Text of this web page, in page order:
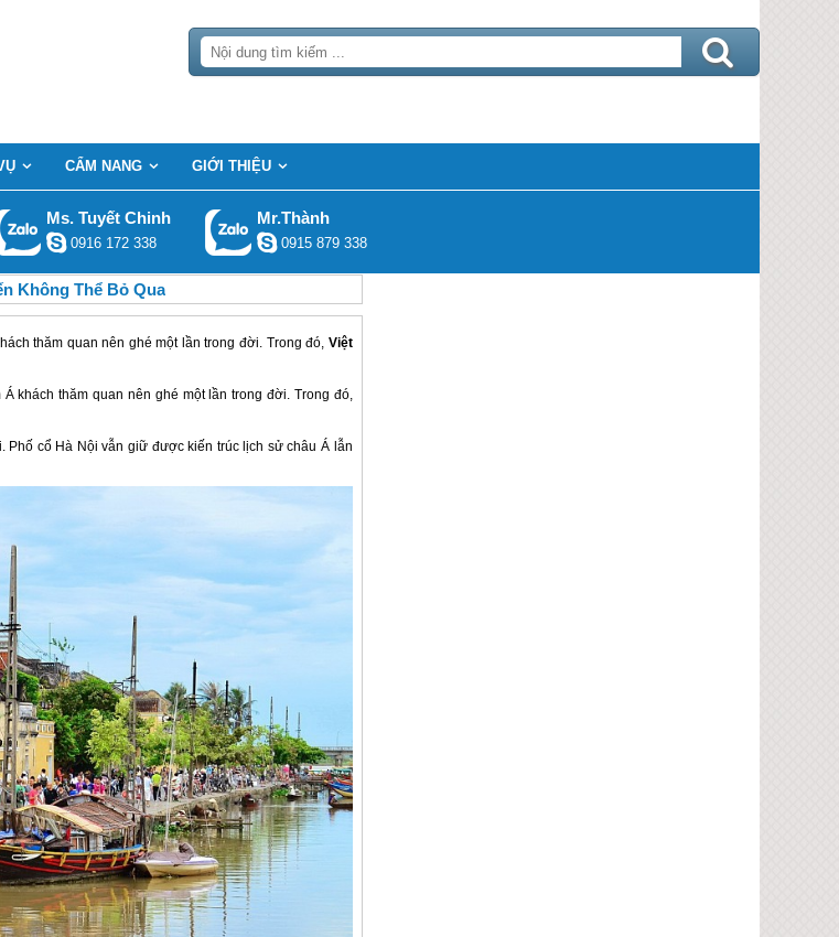
CẨM NANG GIỚI THIỆU
Ms. Tuyết Chinh
0916 172 338
Mr.Thành
0915 879 338
Không Thể Bỏ Qua
thăm quan nên ghé một lần trong đời. Trong đó, Việt
khách thăm quan nên ghé một lần trong đời. Trong đó,
Phố cổ Hà Nội vẫn giữ được kiến trúc lịch sử châu Á lẫn